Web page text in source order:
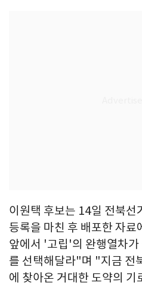
이원택 후보는 14일 전북선
등록을 마친 후 배포한 자
앞에서 '고립'의 완행열차
를 선택해달라"며 "지금 전
에 찾아온 거대한 도약의